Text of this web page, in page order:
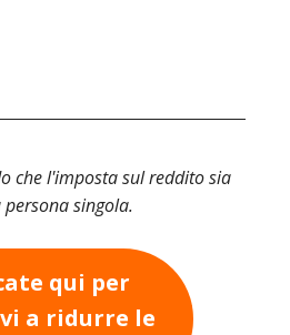
che l'imposta sul reddito sia
singola.
qui per
a ridurre le